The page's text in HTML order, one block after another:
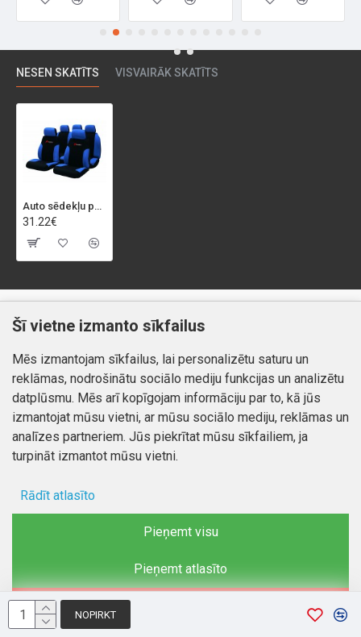
NOPIRKT
NESEN SKATĪTS VISVAIRĀK SKATĪTS
Auto sēdekļu pārvalku komplekts "PUMA", zils/melns
31.22€
Klientiem
Kontakti
Preču atgriešana
Mans profils
Mans profils
Pasūtījumi
Piegāde un apmaksa
Atteikuma tiesības
Privātuma politika
Kontakti
Autortiesības © 2026, www.autobode.lv, Visas tiesības
Šī vietne izmanto sīkfailus
Mēs izmantojam sīkfailus, lai personalizētu saturu un
reklāmas, nodrošinātu sociālo mediju funkcijas un analizētu
datplūsmu. Mēs arī kopīgojam informāciju par to, kā jūs
izmantojat mūsu vietni, ar mūsu sociālo mediju, reklāmas un
analīzes partneriem. Jūs piekrītat mūsu sīkfailiem, ja
turpināt izmantot mūsu vietni.
Rādīt atlasīto
Reklāmas personalizēšana
Pieņemt visu
Pieņemt atlasīto